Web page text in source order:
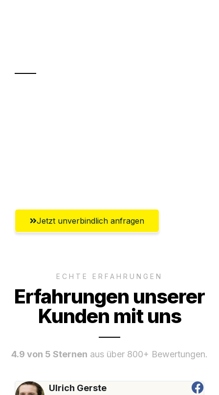
Jetzt unverbindlich anfragen
ECHTE ERFAHRUNGEN
Erfahrungen unserer
Kunden mit uns
4.9 von 5 Sternen aus über 800+ Bewertungen.
Ulrich Gerste